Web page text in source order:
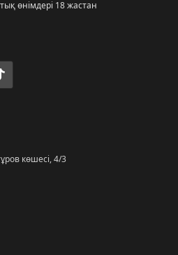
өнімдері 18 жастан
көшесі, 4/3